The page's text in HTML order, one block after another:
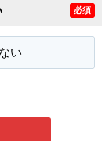
必須
い